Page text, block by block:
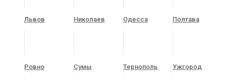
Львов Николаев Одесса Полтава
Ровно Сумы Тернополь Ужгород